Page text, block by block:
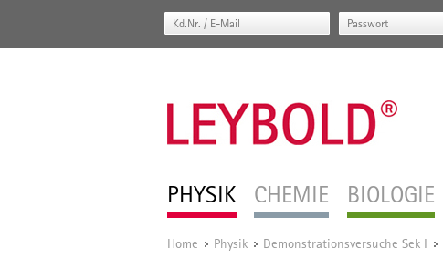
PHYSIK CHEMIE BIOLOGIE
Home / Physik / Demonstrationsversuche Sek I /